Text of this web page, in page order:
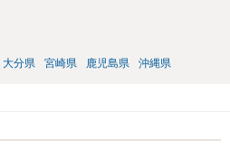
大分県 宮崎県 鹿児島県 沖縄県